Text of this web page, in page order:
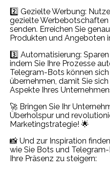
2️⃣ Gezielte Werbung:
gezielte
senden. Erreichen Sie
Produkten und Angeboten
3️⃣ Automatisierung:
indem Sie Ihre Prozesse
Telegram-Bots können
übernehmen, damit Sie
Aspekte Ihres
🚀 Bringen Sie Ihr
Überholspur und
Marketingstrategie! 🌟
📸 Und zur Inspiration
wie Sie Bots und
Ihre Präsenz zu steigern: